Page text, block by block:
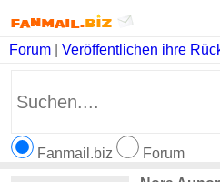
Forum Veröffentlichen ihre
Fanmail.biz
Forum